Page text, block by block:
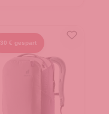
30 € gespart